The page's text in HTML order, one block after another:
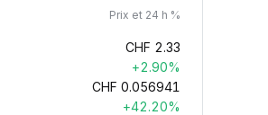
Prix et 24 h %
CHF 2.33
+2.90%
CHF 0.056941
+42.20%